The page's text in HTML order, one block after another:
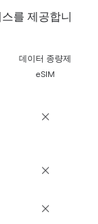
를 제공합니
데이터 종량제
eSIM